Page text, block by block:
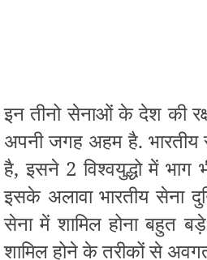
इन तीनो सेनाओं के देश की
अपनी जगह अहम है. भारतीय
है, इसने 2 विश्वयुद्धो में भाग
इसके अलावा भारतीय सेना
सेना में शामिल होना बहुत
शामिल होने के तरीकों से